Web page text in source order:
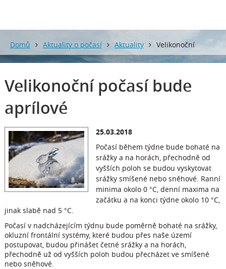
Domů Aktuality o počasí Aktuality Velikonoční
počasí bude aprílové
Velikonoční počasí bude
aprílové
25.03.2018
Počasí během týdne bude bohaté na
srážky a na horách, přechodně od
vyšších poloh se budou vyskytovat
srážky smíšené nebo sněhové. Ranní
minima okolo 0 °C, denní maxima na
začátku a na konci týdne okolo 10 °C,
jinak slabě nad 5 °C.
Počasí v nadcházejícím týdnu bude poměrně bohaté na srážky,
okluzní frontální systémy, které budou přes naše území
postupovat, budou přinášet četné srážky a na horách,
přechodně už od vyšších poloh budou přecházet ve smíšené
nebo sněhové.